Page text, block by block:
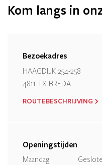
Kom langs in
Bezoekadres
HAAGDIJK 254-258
4811 TX BREDA
ROUTEBESCHRIJVING
Openingstijden
Maandag